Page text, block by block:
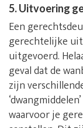
5. Uitvoering
Een
gerechtelijke
uitgevoerd.
geval dat de
zijn
waarvoor je